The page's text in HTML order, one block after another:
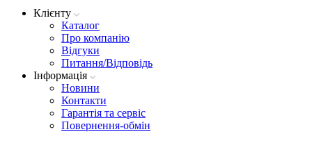
Клієнту
Каталог
Про компанію
Вiдгуки
Питання/Відповідь
Iнформацiя
Новини
Контакти
Гарантія та сервіс
Повернення-обмін